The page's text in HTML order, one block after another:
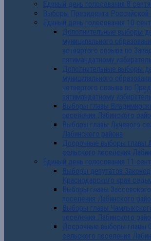
Единый день голосования 8
Выборы Президента
Единый день голосования 10
Дополнительные выборы
муниципального
четвертого созыва по
пятимандатному
Дополнительные выборы
муниципального
четвертого созыва по
пятимандатному
Выборы главы
поселения Лабинского
Выборы главы Лучевого
Лабинского района
Досрочные выборы главы
сельского поселения
Единый день голосования 11
Выборы депутатов
Краснодарского края
Выборы главы
поселения Лабинского
Выборы главы
поселения Лабинского
Досрочные выборы главы
сельского поселения